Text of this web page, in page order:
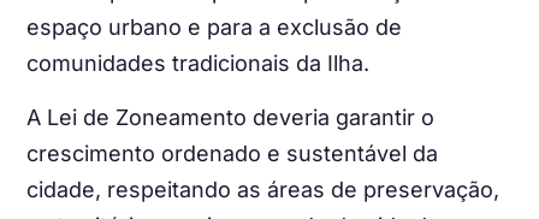
espaço urbano e para a exclusão de
comunidades tradicionais da Ilha.
A Lei de Zoneamento deveria garantir o
crescimento ordenado e sustentável da
cidade, respeitando as áreas de preservação,